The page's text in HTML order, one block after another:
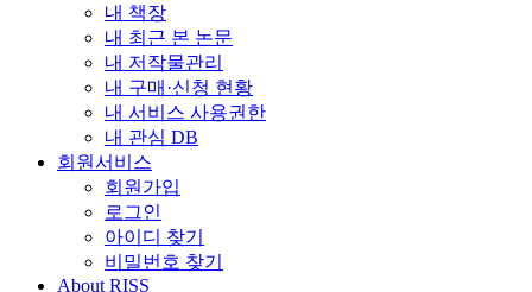
내 책장
내 최근 본 논문
내 저작물관리
내 구매·신청 현황
내 서비스 사용권한
내 관심 DB
회원서비스
회원가입
로그인
아이디 찾기
비밀번호 찾기
About RISS